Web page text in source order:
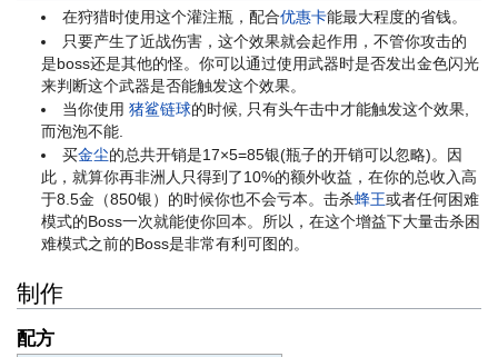
在狩猎时使用这个灌注瓶，配合优惠卡能最大程度的省钱。
只要产生了近战伤害，这个效果就会起作用，不管你攻击的
是boss还是其他的怪。你可以通过使用武器时是否发出金色闪光
来判断这个武器是否能触发这个效果。
当你使用猪鲨链球的时候, 只有头午击中才能触发这个效果,
而泡泡不能.
买金尘的总共开销是17×5=85银(瓶子的开销可以忽略)。因
此，就算你再非洲人只得到了10%的额外收益，在你的总收入高
于8.5金（850银）的时候你也不会亏本。击杀蜂王或者任何困难
模式的Boss一次就能使你回本。所以，在这个增益下大量击杀困
难模式之前的Boss是非常有利可图的。
制作
配方